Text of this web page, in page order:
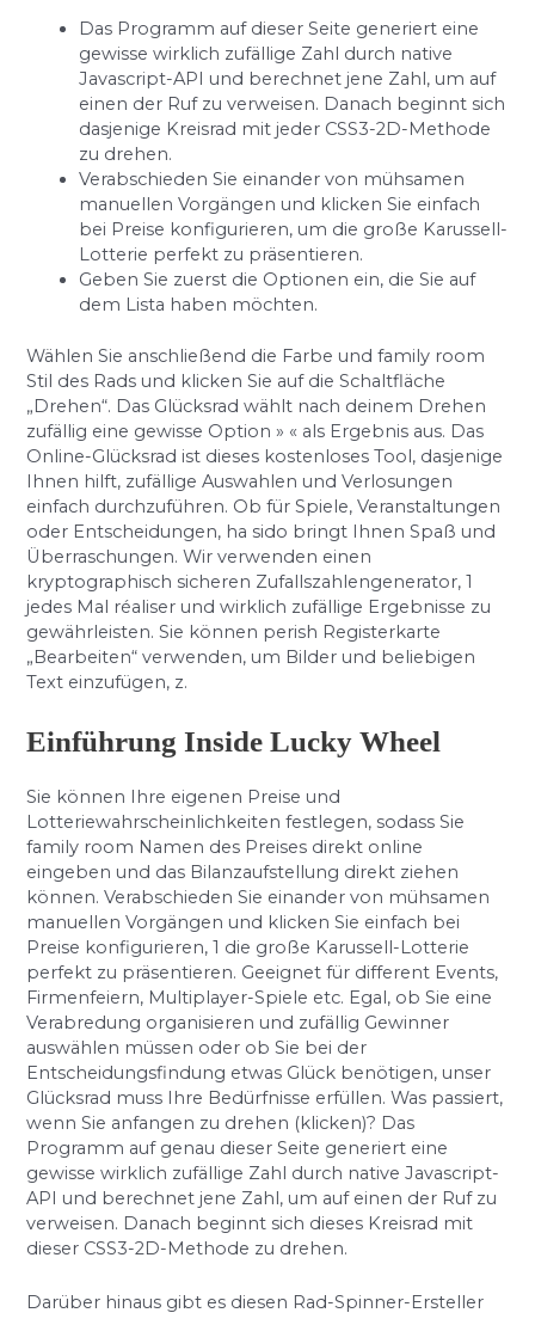
Das Programm auf dieser Seite generiert eine
gewisse wirklich zufällige Zahl durch native
Javascript-API und berechnet jene Zahl, um auf
einen der Ruf zu verweisen. Danach beginnt sich
dasjenige Kreisrad mit jeder CSS3-2D-Methode
zu drehen.
Verabschieden Sie einander von mühsamen
manuellen Vorgängen und klicken Sie einfach
bei Preise konfigurieren, um die große Karussell-
Lotterie perfekt zu präsentieren.
Geben Sie zuerst die Optionen ein, die Sie auf
dem Lista haben möchten.
Wählen Sie anschließend die Farbe und family room
Stil des Rads und klicken Sie auf die Schaltfläche
„Drehen“. Das Glücksrad wählt nach deinem Drehen
zufällig eine gewisse Option » « als Ergebnis aus. Das
Online-Glücksrad ist dieses kostenloses Tool, dasjenige
Ihnen hilft, zufällige Auswahlen und Verlosungen
einfach durchzuführen. Ob für Spiele, Veranstaltungen
oder Entscheidungen, ha sido bringt Ihnen Spaß und
Überraschungen. Wir verwenden einen
kryptographisch sicheren Zufallszahlengenerator, 1
jedes Mal réaliser und wirklich zufällige Ergebnisse zu
gewährleisten. Sie können perish Registerkarte
„Bearbeiten“ verwenden, um Bilder und beliebigen
Text einzufügen, z.
Einführung Inside Lucky Wheel
Sie können Ihre eigenen Preise und
Lotteriewahrscheinlichkeiten festlegen, sodass Sie
family room Namen des Preises direkt online
eingeben und das Bilanzaufstellung direkt ziehen
können. Verabschieden Sie einander von mühsamen
manuellen Vorgängen und klicken Sie einfach bei
Preise konfigurieren, 1 die große Karussell-Lotterie
perfekt zu präsentieren. Geeignet für different Events,
Firmenfeiern, Multiplayer-Spiele etc. Egal, ob Sie eine
Verabredung organisieren und zufällig Gewinner
auswählen müssen oder ob Sie bei der
Entscheidungsfindung etwas Glück benötigen, unser
Glücksrad muss Ihre Bedürfnisse erfüllen. Was passiert,
wenn Sie anfangen zu drehen (klicken)? Das
Programm auf genau dieser Seite generiert eine
gewisse wirklich zufällige Zahl durch native Javascript-
API und berechnet jene Zahl, um auf einen der Ruf zu
verweisen. Danach beginnt sich dieses Kreisrad mit
dieser CSS3-2D-Methode zu drehen.
Darüber hinaus gibt es diesen Rad-Spinner-Ersteller